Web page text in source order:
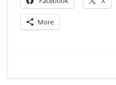
More